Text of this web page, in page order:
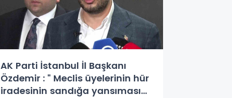
AK Parti İstanbul İl Başkanı
Özdemir : " Meclis üyelerinin hür
iradesinin sandığa yansıması